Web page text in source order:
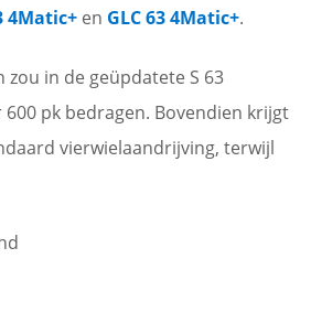
4Matic+ en GLC 63 4Matic+.
in de geüpdatete S 63
pk bedragen. Bovendien krijgt
vierwielaandrijving, terwijl